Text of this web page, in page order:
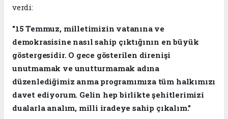
verdi:
"15 Temmuz, milletimizin vatanına ve
demokrasisine nasıl sahip çıktığının en büyük
göstergesidir. O gece gösterilen direnişi
unutmamak ve unutturmamak adına
düzenlediğimiz anma programımıza tüm halkımızı
davet ediyorum. Gelin hep birlikte şehitlerimizi
dualarla analım, milli iradeye sahip çıkalım."